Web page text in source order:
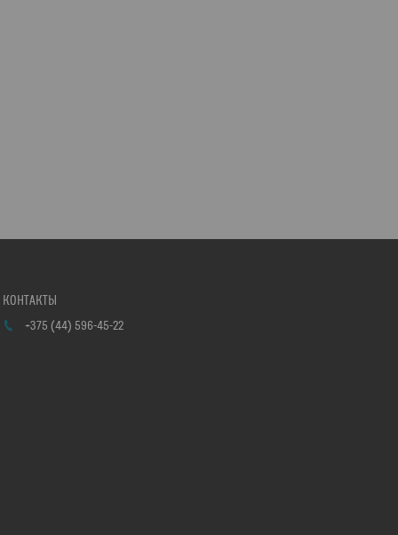
+375 (44) 596-45-22